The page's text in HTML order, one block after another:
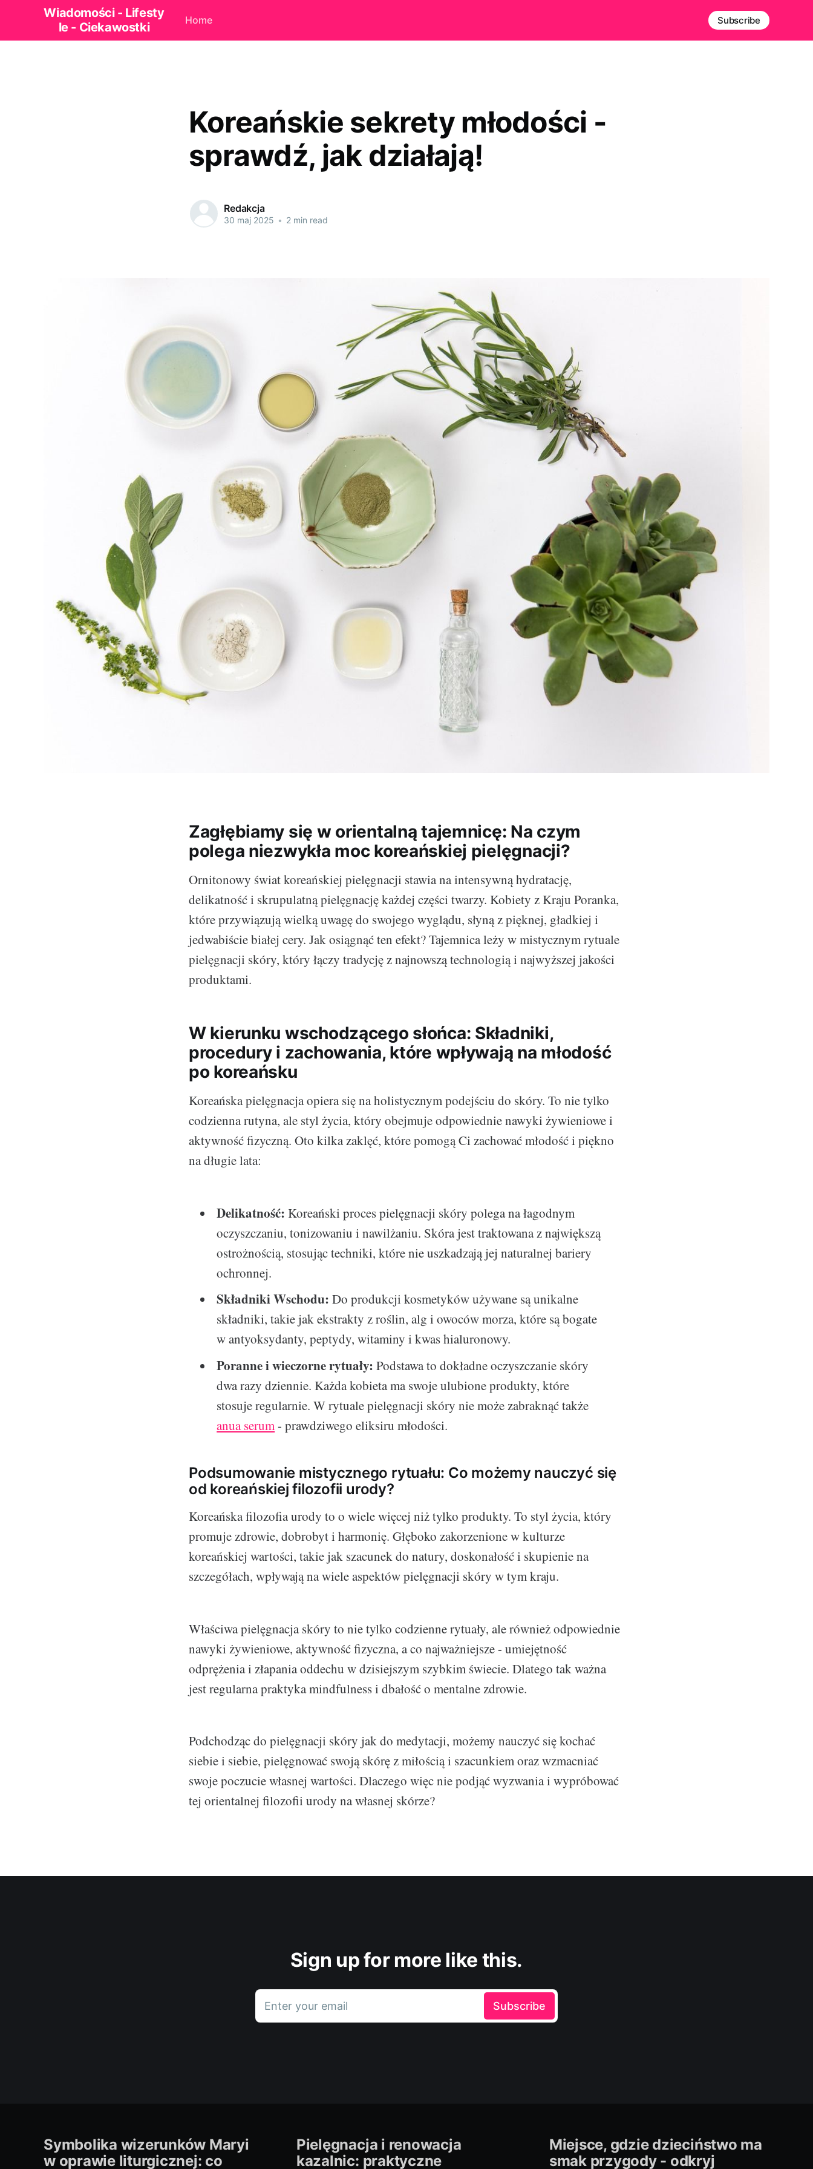
Wiadomości - Lifesty
le - Ciekawostki
Home Subscribe
Koreańskie sekrety młodości -
sprawdź, jak działają!
Redakcja
30 maj 2025 • 2 min read
Zagłębiamy się w orientalną tajemnicę: Na czym
polega niezwykła moc koreańskiej pielęgnacji?
Ornitonowy świat koreańskiej pielęgnacji stawia na intensywną hydratację,
delikatność i skrupulatną pielęgnację każdej części twarzy. Kobiety z Kraju Poranka,
które przywiązują wielką uwagę do swojego wyglądu, słyną z pięknej, gładkiej i
jedwabiście białej cery. Jak osiągnąć ten efekt? Tajemnica leży w mistycznym rytuale
pielęgnacji skóry, który łączy tradycję z najnowszą technologią i najwyższej jakości
produktami.
W kierunku wschodzącego słońca: Składniki,
procedury i zachowania, które wpływają na młodość
po koreańsku
Koreańska pielęgnacja opiera się na holistycznym podejściu do skóry. To nie tylko
codzienna rutyna, ale styl życia, który obejmuje odpowiednie nawyki żywieniowe i
aktywność fizyczną. Oto kilka zaklęć, które pomogą Ci zachować młodość i piękno
na długie lata:
Delikatność: Koreański proces pielęgnacji skóry polega na łagodnym
oczyszczaniu, tonizowaniu i nawilżaniu. Skóra jest traktowana z największą
ostrożnością, stosując techniki, które nie uszkadzają jej naturalnej bariery
ochronnej.
Składniki Wschodu: Do produkcji kosmetyków używane są unikalne
składniki, takie jak ekstrakty z roślin, alg i owoców morza, które są bogate
w antyoksydanty, peptydy, witaminy i kwas hialuronowy.
Poranne i wieczorne rytuały: Podstawa to dokładne oczyszczanie skóry
dwa razy dziennie. Każda kobieta ma swoje ulubione produkty, które
stosuje regularnie. W rytuale pielęgnacji skóry nie może zabraknąć także
anua serum- prawdziwego eliksiru młodości.
Podsumowanie mistycznego rytuału: Co możemy nauczyć się
od koreańskiej filozofii urody?
Koreańska filozofia urody to o wiele więcej niż tylko produkty. To styl życia, który
promuje zdrowie, dobrobyt i harmonię. Głęboko zakorzenione w kulturze
koreańskiej wartości, takie jak szacunek do natury, doskonałość i skupienie na
szczegółach, wpływają na wiele aspektów pielęgnacji skóry w tym kraju.
Właściwa pielęgnacja skóry to nie tylko codzienne rytuały, ale również odpowiednie
nawyki żywieniowe, aktywność fizyczna, a co najważniejsze - umiejętność
odprężenia i złapania oddechu w dzisiejszym szybkim świecie. Dlatego tak ważna
jest regularna praktyka mindfulness i dbałość o mentalne zdrowie.
Podchodząc do pielęgnacji skóry jak do medytacji, możemy nauczyć się kochać
siebie i siebie, pielęgnować swoją skórę z miłością i szacunkiem oraz wzmacniać
swoje poczucie własnej wartości. Dlaczego więc nie podjąć wyzwania i wypróbować
tej orientalnej filozofii urody na własnej skórze?
Sign up for more like this.
Enter your email Subscribe
Symbolika wizerunków Maryi
w oprawie liturgicznej: co
Pielęgnacja i renowacja
kazalnic: praktyczne
Miejsce, gdzie dzieciństwo ma
smak przygody - odkryj